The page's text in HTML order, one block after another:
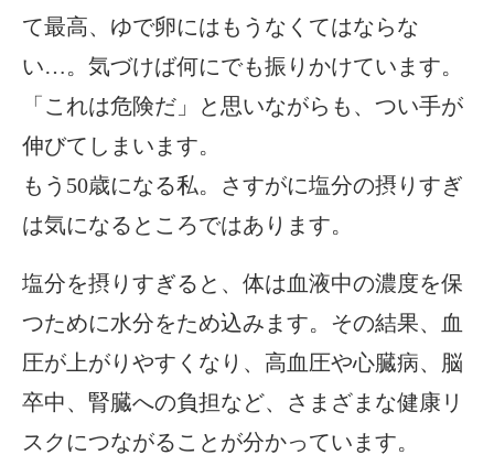
て最高、ゆで卵にはもうなくてはならな
い…。気づけば何にでも振りかけています。
「これは危険だ」と思いながらも、つい手が
伸びてしまいます。
もう50歳になる私。さすがに塩分の摂りすぎ
は気になるところではあります。
塩分を摂りすぎると、体は血液中の濃度を保
つために水分をため込みます。その結果、血
圧が上がりやすくなり、高血圧や心臓病、脳
卒中、腎臓への負担など、さまざまな健康リ
スクにつながることが分かっています。